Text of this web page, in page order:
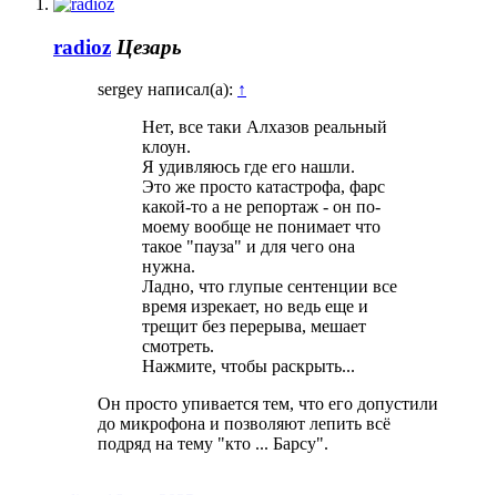
radioz Цезарь
sergey написал(а): ↑
Нет, все таки Алхазов реальный
клоун.
Я удивляюсь где его нашли.
Это же просто катастрофа, фарс
какой-то а не репортаж - он по-
моему вообще не понимает что
такое "пауза" и для чего она
нужна.
Ладно, что глупые сентенции все
время изрекает, но ведь еще и
трещит без перерыва, мешает
смотреть.
Нажмите, чтобы раскрыть...
Он просто упивается тем, что его допустили
до микрофона и позволяют лепить всё
подряд на тему "кто ... Барсу".